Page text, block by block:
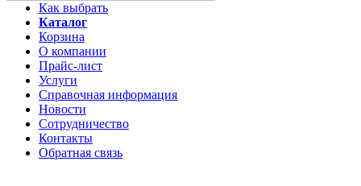
Как выбрать
Каталог
Корзина
О компании
Прайс-лист
Услуги
Справочная информация
Новости
Сотрудничество
Контакты
Обратная связь